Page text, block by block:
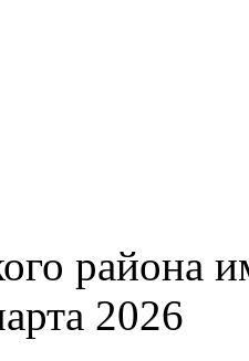
района
2026